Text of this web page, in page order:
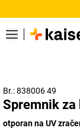
Br.: 838006 49
Spremnik za
otporan na UV